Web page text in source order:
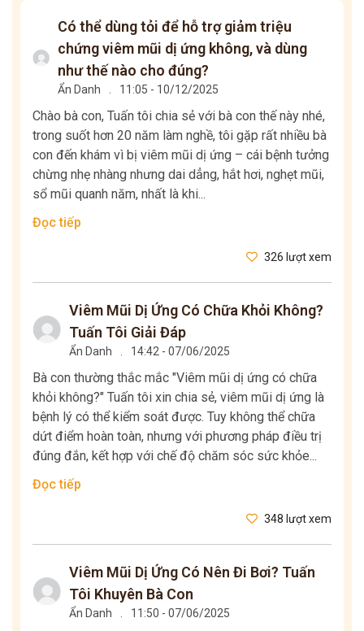
Có thể dùng tỏi để hỗ trợ giảm triệu
chứng viêm mũi dị ứng không, và dùng
như thế nào cho đúng?
Ẩn Danh . 11:05 - 10/12/2025
Chào bà con, Tuấn tôi chia sẻ với bà con thế này nhé,
trong suốt hơn 20 năm làm nghề, tôi gặp rất nhiều bà
con đến khám vì bị viêm mũi dị ứng – cái bệnh tưởng
chừng nhẹ nhàng nhưng dai dẳng, hắt hơi, nghẹt mũi,
sổ mũi quanh năm, nhất là khi...
Đọc tiếp
326 lượt xem
Viêm Mũi Dị Ứng Có Chữa Khỏi Không?
Tuấn Tôi Giải Đáp
Ẩn Danh . 14:42 - 07/06/2025
Bà con thường thắc mắc "Viêm mũi dị ứng có chữa
khỏi không?" Tuấn tôi xin chia sẻ, viêm mũi dị ứng là
bệnh lý có thể kiểm soát được. Tuy không thể chữa
dứt điểm hoàn toàn, nhưng với phương pháp điều trị
đúng đắn, kết hợp với chế độ chăm sóc sức khỏe...
Đọc tiếp
348 lượt xem
Viêm Mũi Dị Ứng Có Nên Đi Bơi? Tuấn
Tôi Khuyên Bà Con
Ẩn Danh . 11:50 - 07/06/2025